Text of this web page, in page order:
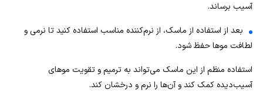
آسیب برساند.
بعد از استفاده از ماسک، از نرم‌کننده مناسب استفاده کنید تا نرمی و
لطافت موها حفظ شود.
استفاده منظم از این ماسک می‌تواند به ترمیم و تقویت موهای
آسیب‌دیده کمک کند و آن‌ها را نرم و درخشان کند.